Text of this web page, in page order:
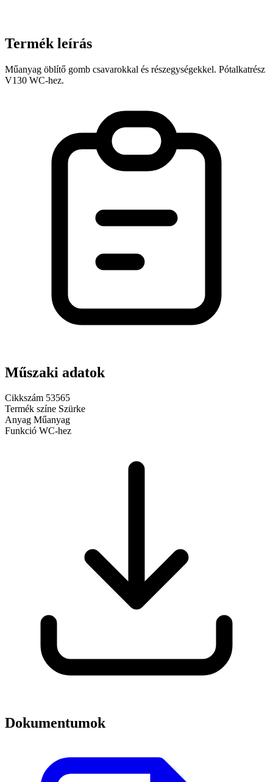
Termék leírás
Műanyag öblítő gomb csavarokkal és részegységekkel. Pótalkatrész
V130 WC-hez.
Műszaki adatok
Cikkszám 53565
Termék színe Szürke
Anyag Műanyag
Funkció WC-hez
Dokumentumok